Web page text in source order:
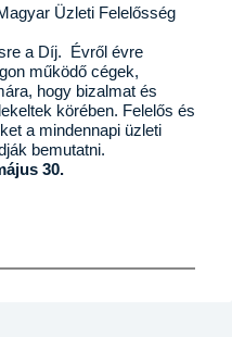
Üzleti Felelősség
a Díj. Évről évre
működő cégek,
hogy bizalmat és
körében. Felelős és
a mindennapi üzleti
bemutatni.
30.